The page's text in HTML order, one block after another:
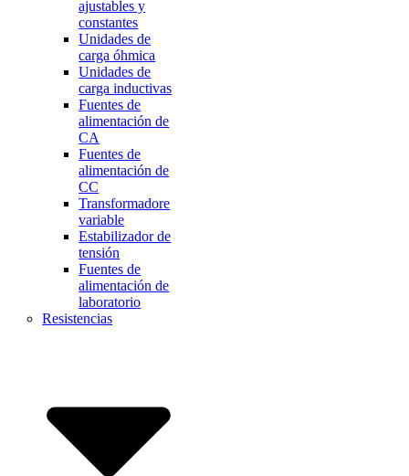
ajustables y
constantes
Unidades de
carga óhmica
Unidades de
carga inductivas
Fuentes de
alimentación de
CA
Fuentes de
alimentación de
CC
Transformadore
variable
Estabilizador de
tensión
Fuentes de
alimentación de
laboratorio
Resistencias